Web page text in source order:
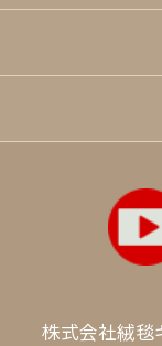
株式会社絨毯